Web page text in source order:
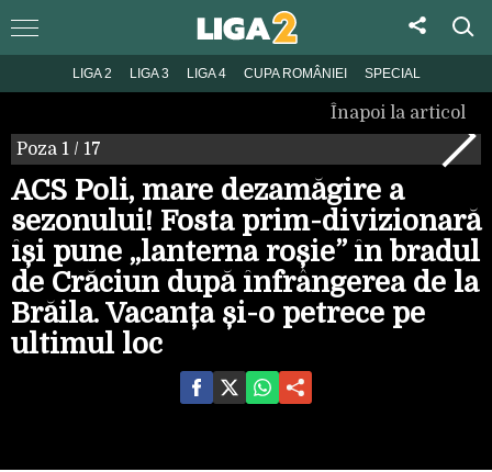
LIGA 2 LIGA 3 LIGA 4 CUPA ROMÂNIEI SPECIAL
Înapoi la articol
Poza 1 / 17
ACS Poli, mare dezamăgire a
sezonului! Fosta prim-divizionară
își pune „lanterna roșie” în bradul
de Crăciun după înfrângerea de la
Brăila. Vacanța și-o petrece pe
ultimul loc